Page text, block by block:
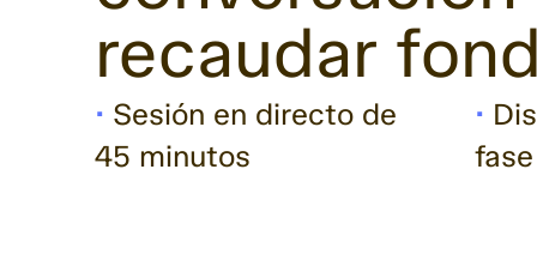
recaudar
• Sesión en directo de
45 minutos
•